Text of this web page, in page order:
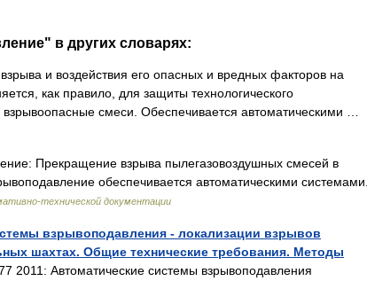
в других словарях:
и воздействия его опасных и вредных факторов на
как правило, для защиты технологического
взрывоопасные смеси. Обеспечивается автоматическими …
Прекращение взрыва пылегазовоздушных смесей в
обеспечивается автоматическими системами.
технической документации
взрывоподавления - локализации взрывов
шахтах. Общие технические требования. Методы
Автоматические системы взрывоподавления